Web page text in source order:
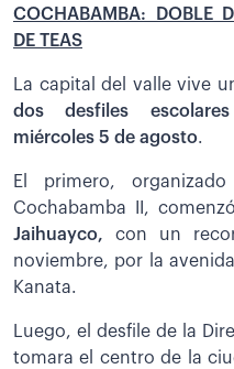
COCHABAMBA: DOBLE
DE TEAS
La capital del valle vive
dos desfiles
miércoles 5 de agosto.
El primero,
Cochabamba II,
Jaihuayco, con un
noviembre, por la
Kanata.
Luego, el desfile de la
tomara el centro de la